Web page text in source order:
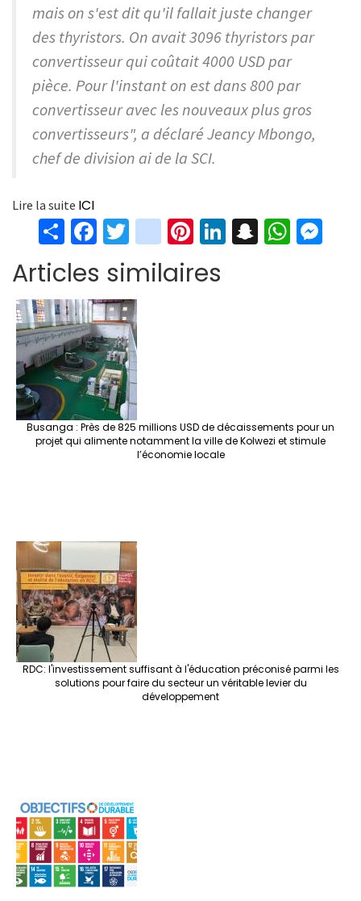
mais on s'est dit qu'il fallait juste changer
des thyristors. On avait 3096 thyristors par
convertisseur qui coûtait 4000 USD par
pièce. Pour l'instant on est dans 800 par
convertisseur avec les nouveaux plus gros
convertisseurs", a déclaré Jeancy Mbongo,
chef de division ai de la SCI.
Lire la suite ICI
S
h
ar
e
Fa
ce
b
o
o
k
T
wi
tt
er
in
st
ag
Pi
er
Li S W
Articles similaires
Busanga : Près de 825 millions USD de décaissements pour un
projet qui alimente notamment la ville de Kolwezi et stimule
l’économie locale
RDC: l'investissement suffisant à l'éducation préconisé parmi les
solutions pour faire du secteur un véritable levier du
développement